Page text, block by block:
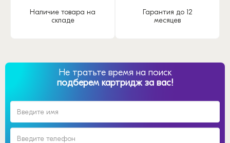
Наличие товара на
складе
Гарантия до 12
месяцев
Не тратьте время на поиск
подберем картридж за вас!